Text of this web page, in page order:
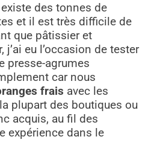
des tonnes de
et il est très difficile de
que pâtissier et
j’ai eu l’occasion de tester
presse-agrumes
car nous
frais avec les
plupart des boutiques ou
acquis, au fil des
expérience dans le